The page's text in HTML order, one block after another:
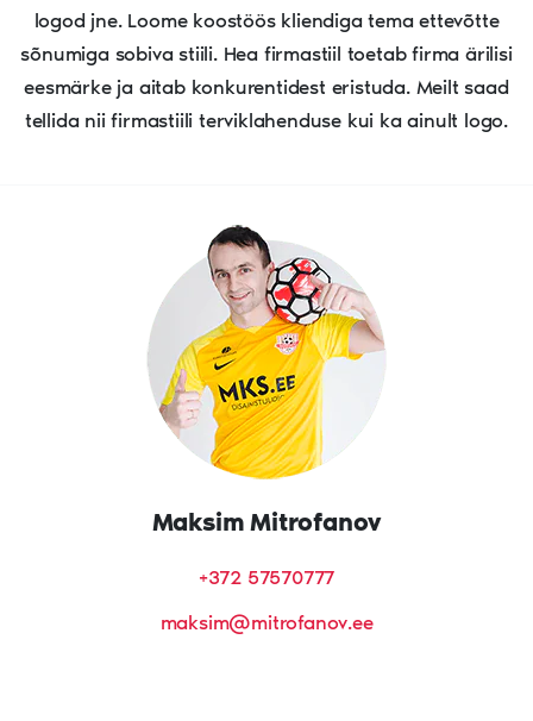
logod jne. Loome koostöös kliendiga tema ettevõtte
sõnumiga sobiva stiili. Hea firmastiil toetab firma ärilisi
eesmärke ja aitab konkurentidest eristuda. Meilt saad
tellida nii firmastiili terviklahenduse kui ka ainult logo.
Maksim Mitrofanov
+372 57570777
maksim@mitrofanov.ee